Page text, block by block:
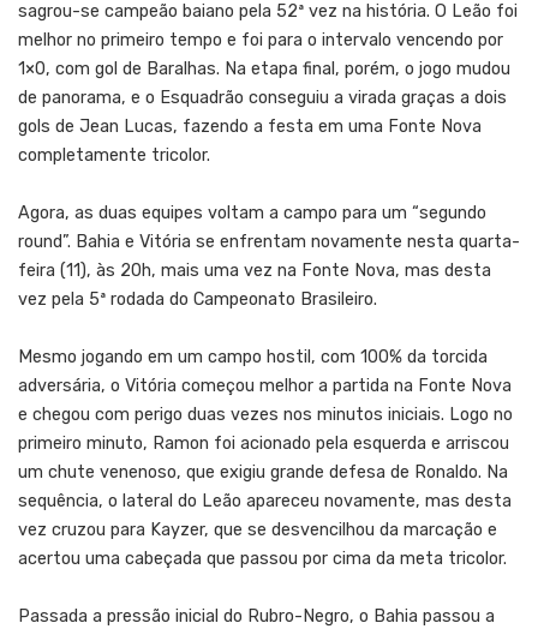
sagrou-se campeão baiano pela 52ª vez na história. O Leão foi
melhor no primeiro tempo e foi para o intervalo vencendo por
1×0, com gol de Baralhas. Na etapa final, porém, o jogo mudou
de panorama, e o Esquadrão conseguiu a virada graças a dois
gols de Jean Lucas, fazendo a festa em uma Fonte Nova
completamente tricolor.
Agora, as duas equipes voltam a campo para um “segundo
round”. Bahia e Vitória se enfrentam novamente nesta quarta-
feira (11), às 20h, mais uma vez na Fonte Nova, mas desta
vez pela 5ª rodada do Campeonato Brasileiro.
Mesmo jogando em um campo hostil, com 100% da torcida
adversária, o Vitória começou melhor a partida na Fonte Nova
e chegou com perigo duas vezes nos minutos iniciais. Logo no
primeiro minuto, Ramon foi acionado pela esquerda e arriscou
um chute venenoso, que exigiu grande defesa de Ronaldo. Na
sequência, o lateral do Leão apareceu novamente, mas desta
vez cruzou para Kayzer, que se desvencilhou da marcação e
acertou uma cabeçada que passou por cima da meta tricolor.
Passada a pressão inicial do Rubro-Negro, o Bahia passou a